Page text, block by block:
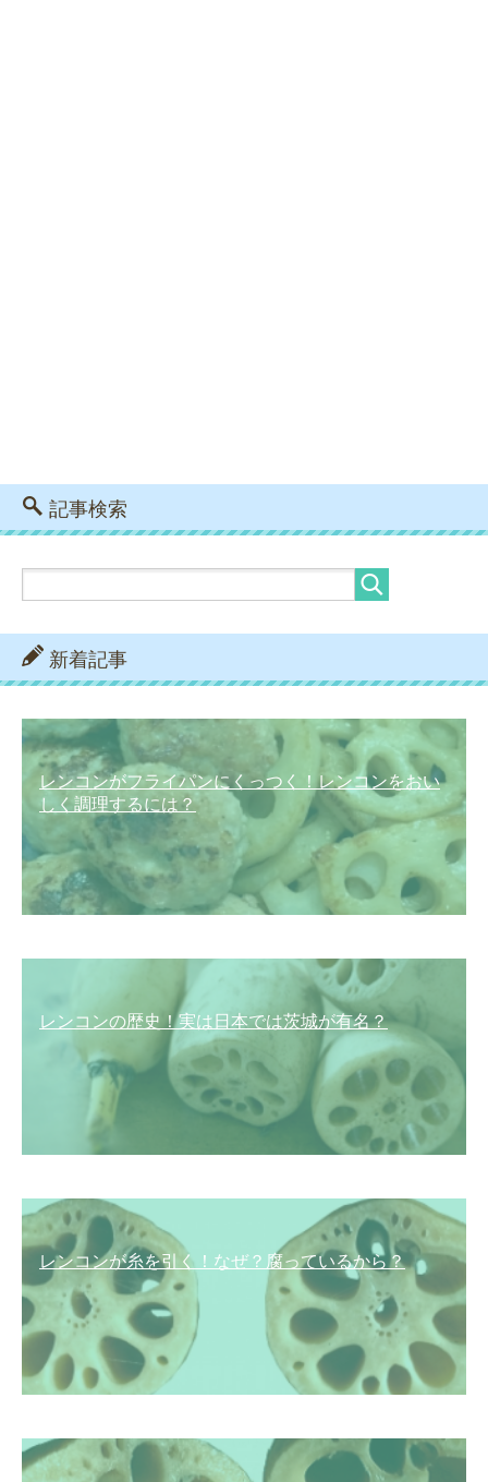
記事検索
新着記事
レンコンがフライパンにくっつく！レンコンをおい
しく調理するには？
レンコンの歴史！実は日本では茨城が有名？
レンコンが糸を引く！なぜ？腐っているから？